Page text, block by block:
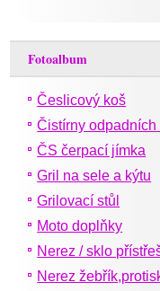
Fotoalbum
Česlicový koš
Čistírny odpadních
ČS čerpací jímka
Gril na sele a kýtu
Grilovací stůl
Moto doplňky
Nerez / sklo
Nerez